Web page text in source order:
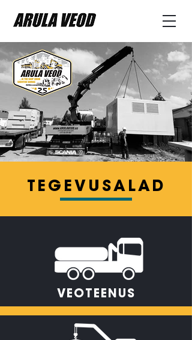
TEGEVUSALAD
VEOTEENUS